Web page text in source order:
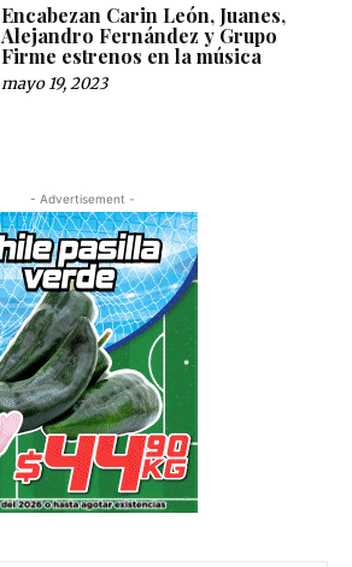
Encabezan Carin León, Juanes,
Alejandro Fernández y Grupo
Firme estrenos en la música
mayo 19, 2023
- Advertisement -